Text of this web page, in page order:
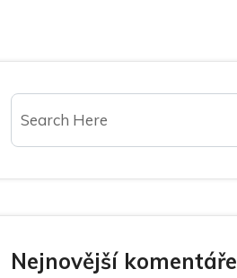
Nejnovější komentáře